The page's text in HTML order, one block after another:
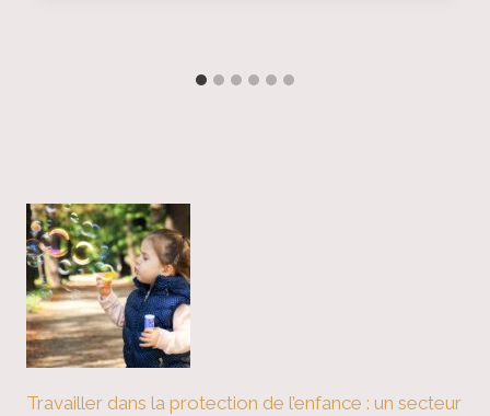
Travailler dans la protection de l’enfance : un secteur